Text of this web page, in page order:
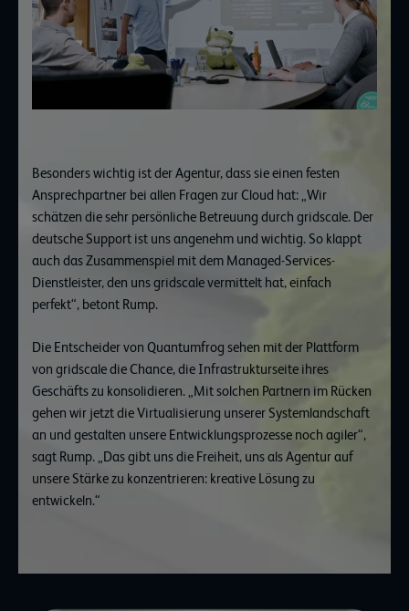
Besonders wichtig ist der Agentur, dass sie einen festen
Ansprechpartner bei allen Fragen zur Cloud hat: „Wir
schätzen die sehr persönliche Betreuung durch gridscale. Der
deutsche Support ist uns angenehm und wichtig. So klappt
auch das Zusammenspiel mit dem Managed-Services-
Dienstleister, den uns gridscale vermittelt hat, einfach
perfekt“, betont Rump.
Die Entscheider von Quantumfrog sehen mit der Plattform
von gridscale die Chance, die Infrastrukturseite ihres
Geschäfts zu konsolidieren. „Mit solchen Partnern im Rücken
gehen wir jetzt die Virtualisierung unserer Systemlandschaft
an und gestalten unsere Entwicklungsprozesse noch agiler“,
sagt Rump. „Das gibt uns die Freiheit, uns als Agentur auf
unsere Stärke zu konzentrieren: kreative Lösung zu
entwickeln.“